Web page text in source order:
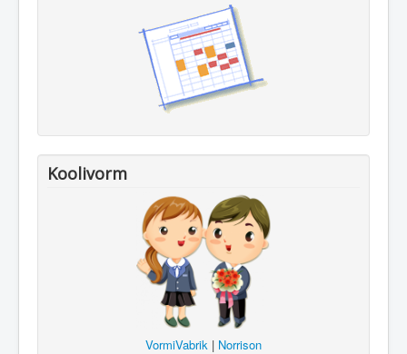
Koolivorm
VormiVabrik | Norrison